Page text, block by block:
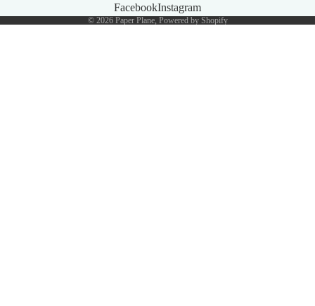
FacebookInstagram
© 2026 Paper Plane, Powered by Shopify